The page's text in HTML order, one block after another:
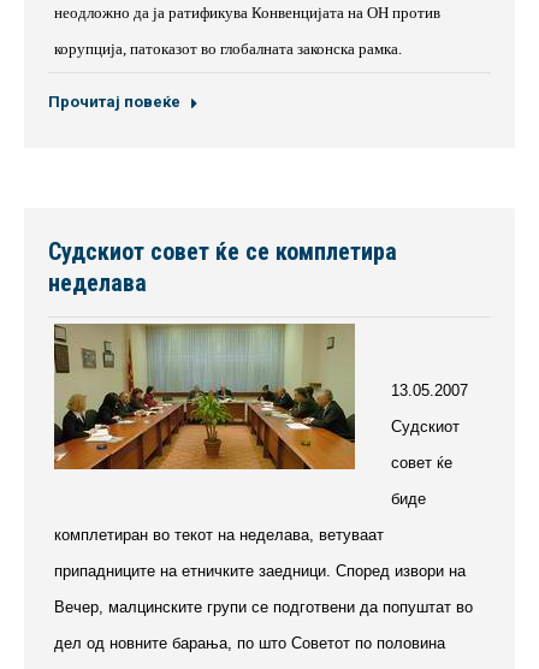
неодложно да ја ратификува Конвенцијата на ОН против
корупција, патоказот во глобалната законска рамка.
Прочитај повеќе
Судскиот совет ќе се комплетира
неделава
13.05.2007
Судскиот
совет ќе
биде
комплетиран во текот на неделава, ветуваат
припадниците на етничките заедници. Според извори на
Вечер, малцинските групи се подготвени да попуштат во
дел од новните барања, по што Советот по половина